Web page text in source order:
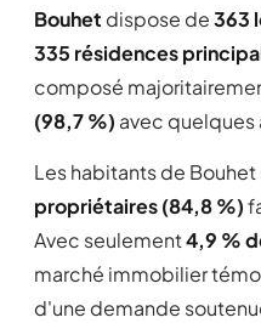
Bouhet dispose de363
335 résidences
composé
(98,7 %) avec quelques
Les habitants de Bouhet
propriétaires (84,8 %)
Avec seulement4,9 %
marché immobilier
d'une demande